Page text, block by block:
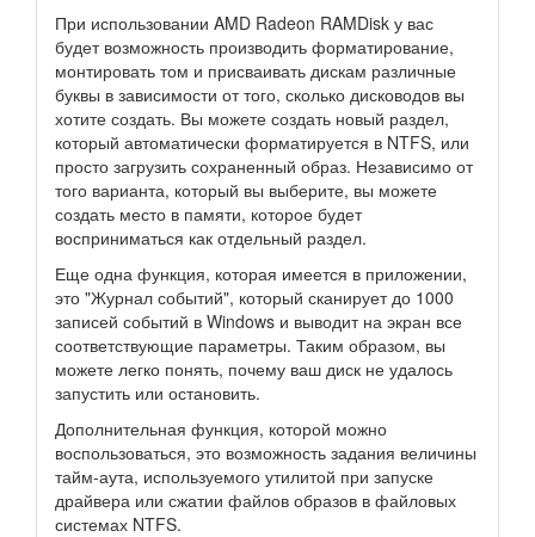
При использовании AMD Radeon RAMDisk у вас
будет возможность производить форматирование,
монтировать том и присваивать дискам различные
буквы в зависимости от того, сколько дисководов вы
хотите создать. Вы можете создать новый раздел,
который автоматически форматируется в NTFS, или
просто загрузить сохраненный образ. Независимо от
того варианта, который вы выберите, вы можете
создать место в памяти, которое будет
восприниматься как отдельный раздел.
Еще одна функция, которая имеется в приложении,
это "Журнал событий", который сканирует до 1000
записей событий в Windows и выводит на экран все
соответствующие параметры. Таким образом, вы
можете легко понять, почему ваш диск не удалось
запустить или остановить.
Дополнительная функция, которой можно
воспользоваться, это возможность задания величины
тайм-аута, используемого утилитой при запуске
драйвера или сжатии файлов образов в файловых
системах NTFS.